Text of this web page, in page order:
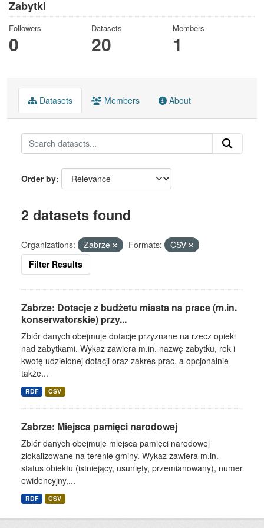
Zabytki
Followers
0
Datasets
20
Members
1
Datasets Members About
Order by
2 datasets found
Organizations: Zabrze Formats:
CSV
Filter Results
Zabrze: Dotacje z budżetu miasta na prace (m.in.
konserwatorskie) przy...
Zbiór danych obejmuje dotacje przyznane na rzecz opieki
nad zabytkami. Wykaz zawiera m.in. nazwę zabytku, rok i
kwotę udzielonej dotacji oraz zakres prac, a opcjonalnie
także...
RDF CSV
Zabrze: Miejsca pamięci narodowej
Zbiór danych obejmuje miejsca pamięci narodowej
zlokalizowane na terenie gminy. Wykaz zawiera m.in.
status obiektu (istniejący, usunięty, przemianowany), numer
ewidencyjny,...
RDF CSV